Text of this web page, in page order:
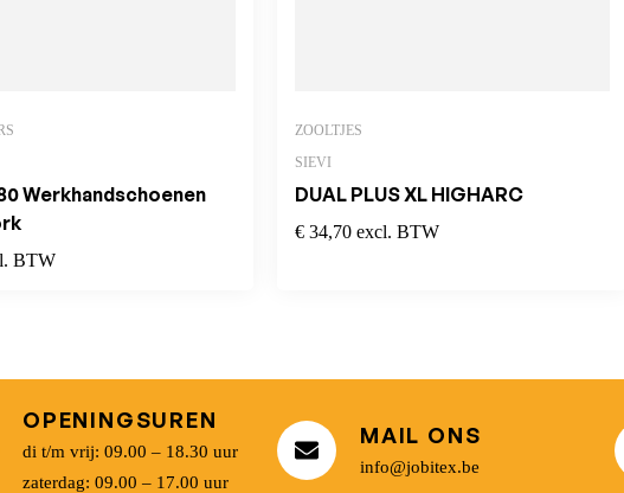
Werkhandschoenen
BTW
ZOOLTJES
SIEVI
DUAL PLUS XL HIGHARC
€ 34,70 excl. BTW
OPENINGSUREN
di t/m vrij: 09.00 – 18.30 uur
zaterdag: 09.00 – 17.00 uur
MAIL ONS
info@jobitex.be